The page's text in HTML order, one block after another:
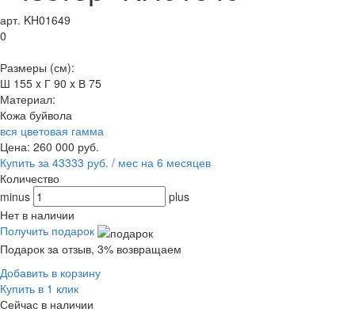
арт. KH01649
0
Размеры (см):
Ш 155 x Г 90 x В 75
Материал:
Кожа буйвола
вся цветовая гамма
Цена: 260 000 руб.
Купить за 43333 руб. / мес на 6 месяцев
Количество
minus
plus
Нет в наличии
Получить подарок
Подарок за отзыв, 3% возвращаем
Добавить в корзину
Купить в 1 клик
Сейчас в наличии